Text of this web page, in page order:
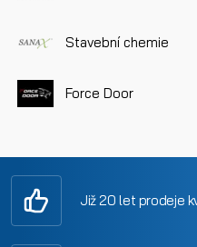
Stavební chemie
Force Door
Již 20 let prodeje